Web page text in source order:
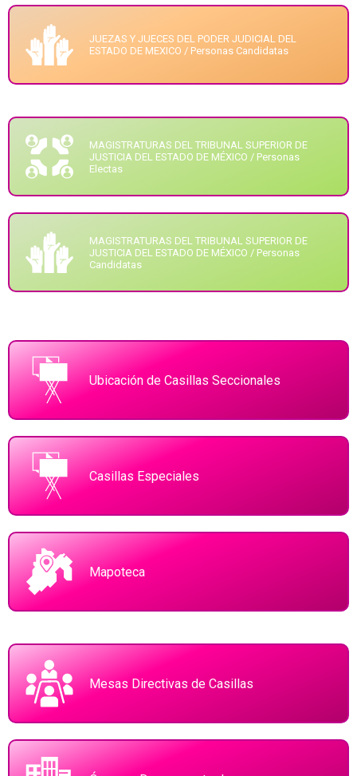
JUEZAS Y JUECES DEL PODER JUDICIAL DEL
ESTADO DE MEXICO / Personas Candidatas
MAGISTRATURAS DEL TRIBUNAL SUPERIOR DE
JUSTICIA DEL ESTADO DE MÉXICO / Personas
Electas
MAGISTRATURAS DEL TRIBUNAL SUPERIOR DE
JUSTICIA DEL ESTADO DE MÉXICO / Personas
Candidatas
Ubicación de Casillas Seccionales
Casillas Especiales
Mapoteca
Mesas Directivas de Casillas